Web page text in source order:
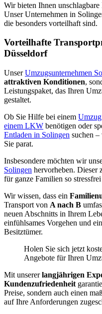
Wir bieten Ihnen
Unser Unternehmen in
die besonders vorteilhaft sind.
Vorteilhafte
Düsseldorf
UnserUmzugsunternehmen
attraktiven Konditionen,
Leistungspaket, das Ihren
gestaltet.
Ob Sie Hilfe bei einem
einem LKW benötigen oder
Entladen in Solingen suchen
Sie parat.
Insbesondere möchten wir
Solingen hervorheben. Dieser
für ganze Familien so
Wir wissen, dass ein
Transport von A nach B
neuen Abschnitts in Ihrem
einfühlsames Vorgehen und
Besitztümer.
Holen Sie sich jetzt
Angebote für Ihren
Mit unsererlangjährigen
Kundenzufriedenheit
Preise, sondern auch einen
auf Ihre Anforderungen